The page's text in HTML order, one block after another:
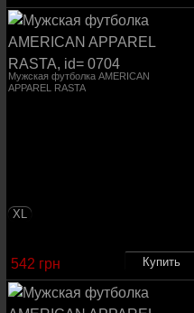
Мужская футболка AMERICAN
APPAREL RASTA
XL
542 грн